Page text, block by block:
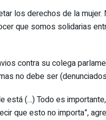
los derechos de la
que somos solidarias
contra su colega
no debe ser
está (…) Todo es
que esto no importa”,